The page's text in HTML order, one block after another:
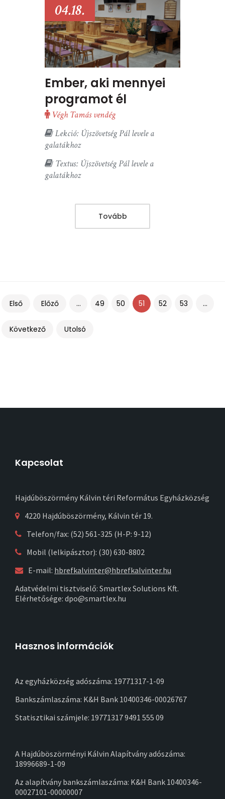
Ember, aki mennyei
programot él
04.18.
Végh Tamás vendég
Lekció: Újszövetség Pál levele a
galatákhoz
Textus: Újszövetség Pál levele a
galatákhoz
Tovább
Első Előző ... 49 50 51 52 53 ...
Következő Utolsó
Kapcsolat
Hajdúböszörmény Kálvin téri Református Egyházközség
4220 Hajdúböszörmény, Kálvin tér 19.
Telefon/fax: (52) 561-325 (H-P: 9-12)
Mobil (lelkipásztor): (30) 630-8802
E-mail: hbrefkalvinter@hbrefkalvinter.hu
Adatvédelmi tisztviselő: Smartlex Solutions Kft.
Elérhetősége: dpo@smartlex.hu
Hasznos információk
Az egyházközség adószáma: 19771317-1-09
Bankszámlaszáma: K&H Bank 10400346-00026767
Statisztikai számjele: 19771317 9491 555 09
A Hajdúböszörményi Kálvin Alapítvány adószáma:
18996689-1-09
Az alapítvány bankszámlaszáma: K&H Bank 10400346-
00027101-00000007